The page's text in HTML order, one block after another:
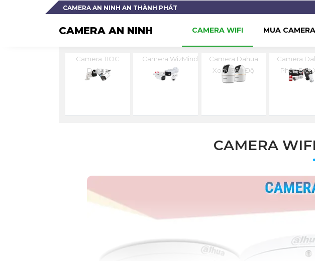
CAMERA AN NINH AN THÀNH PHÁT
CAMERA AN NINH CAMERA WIFI MUA CAMERA
Camera TIOC
Dahua
Camera WizMind
Camera Dahua
Xoay 360 Độ
Camera
Phân Biệt
CAMERA